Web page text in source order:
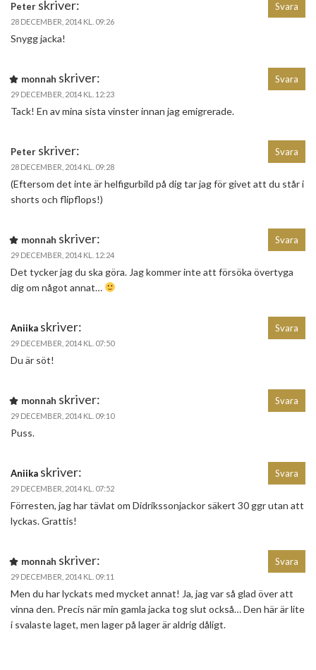
Peter skriver:
28 DECEMBER, 2014 KL. 09:26
Snygg jacka!
Svara
monnah skriver:
29 DECEMBER, 2014 KL. 12:23
Tack! En av mina sista vinster innan jag emigrerade.
Svara
Peter skriver:
28 DECEMBER, 2014 KL. 09:28
(Eftersom det inte är helfigurbild på dig tar jag för givet att du står i
shorts och flipflops!)
Svara
monnah skriver:
29 DECEMBER, 2014 KL. 12:24
Det tycker jag du ska göra. Jag kommer inte att försöka övertyga
dig om något annat…
Svara
Aniika skriver:
29 DECEMBER, 2014 KL. 07:50
Du är söt!
Svara
monnah skriver:
29 DECEMBER, 2014 KL. 09:10
Puss.
Svara
Aniika skriver:
29 DECEMBER, 2014 KL. 07:52
Förresten, jag har tävlat om Didrikssonjackor säkert 30 ggr utan att
lyckas. Grattis!
Svara
monnah skriver:
29 DECEMBER, 2014 KL. 09:11
Men du har lyckats med mycket annat! Ja, jag var så glad över att
vinna den. Precis när min gamla jacka tog slut också… Den här är lite
i svalaste laget, men lager på lager är aldrig dåligt.
Svara